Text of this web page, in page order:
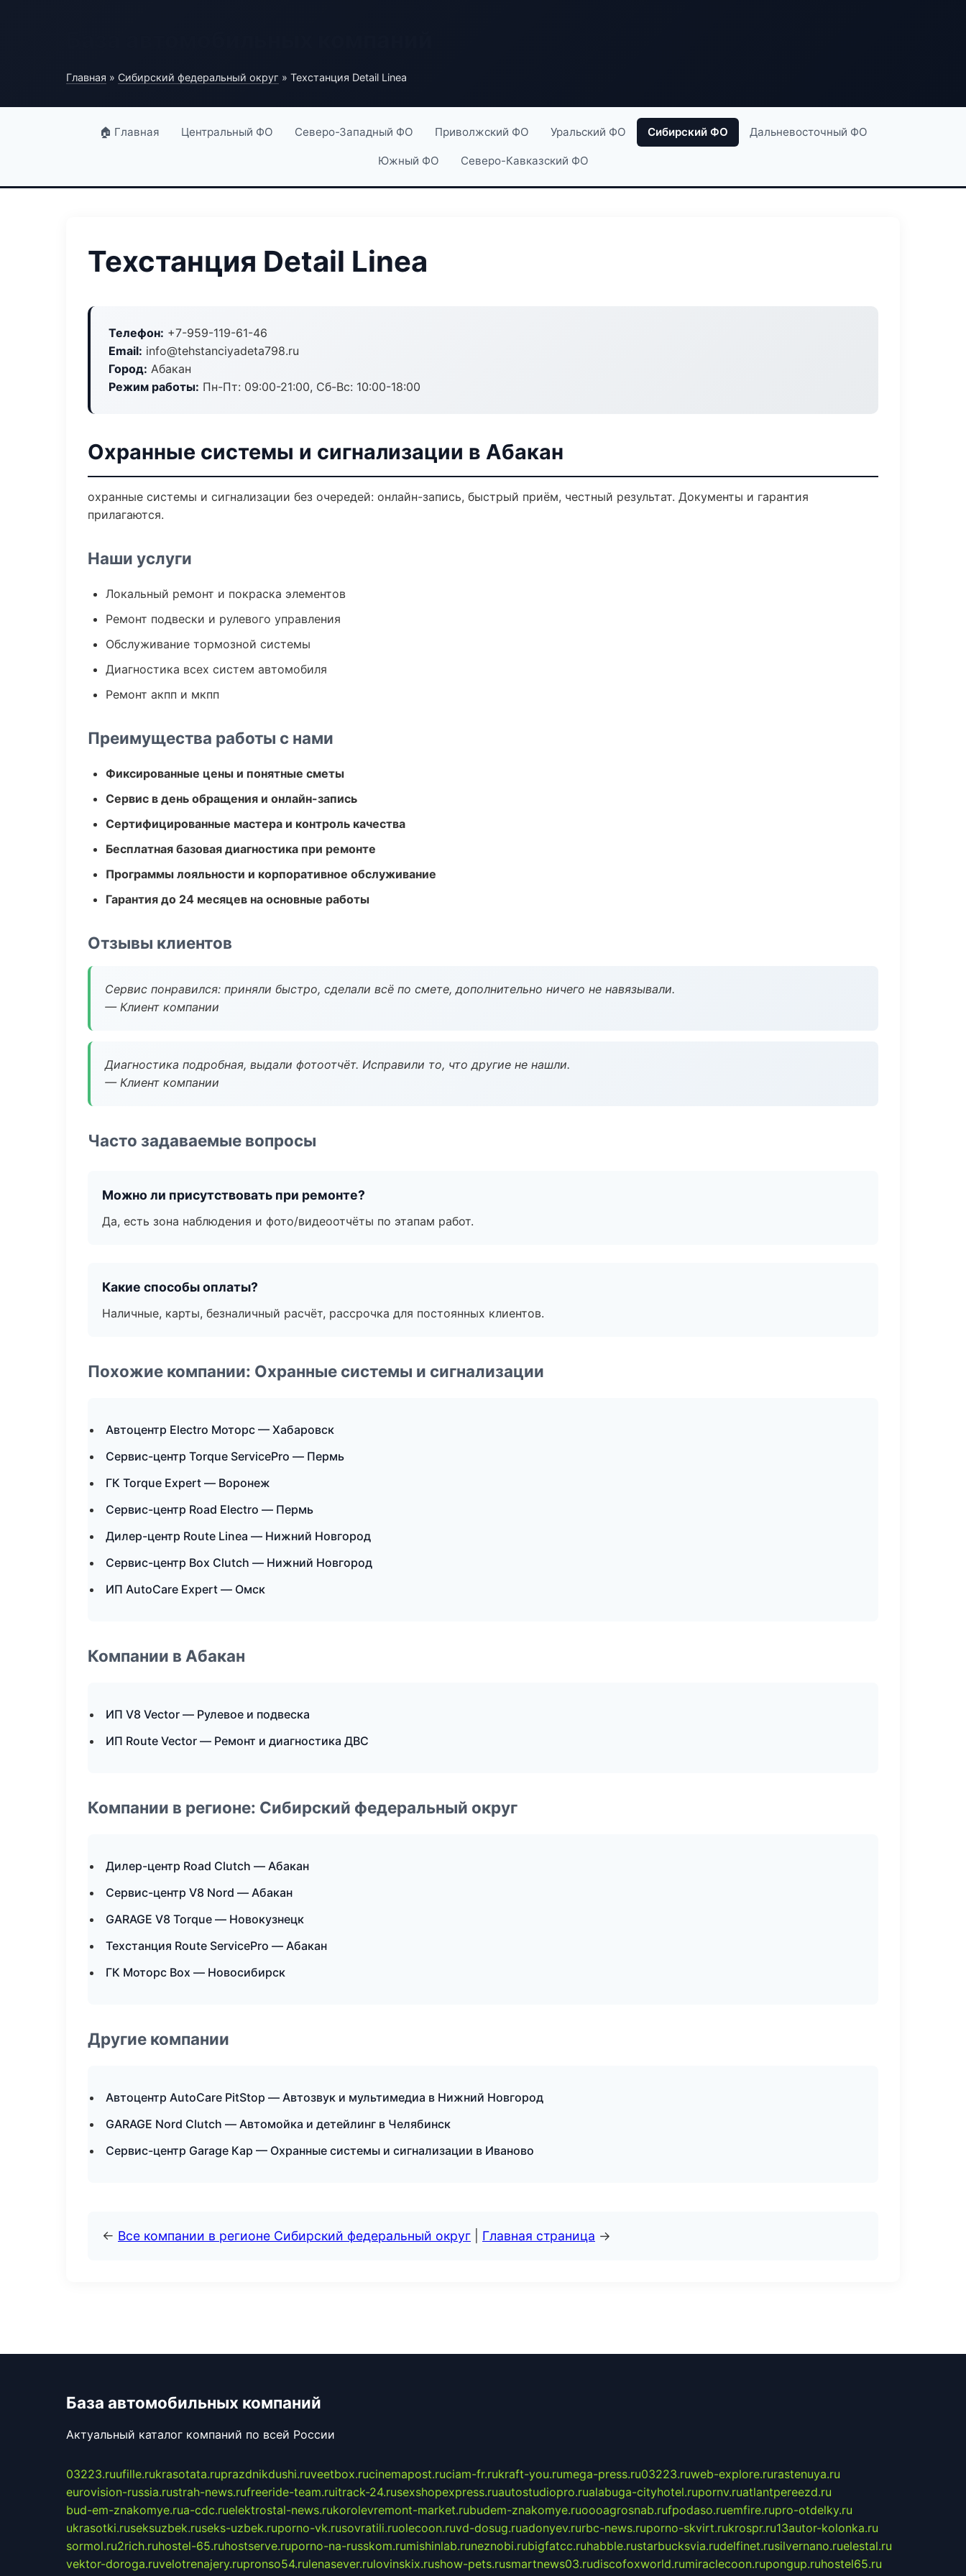
Главная » Сибирский федеральный округ » Техстанция Detail Linea
🏠 Главная Центральный ФО Северо-Западный ФО Приволжский ФО Уральский ФО Сибирский ФО Дальневосточный ФО
Южный ФО Северо-Кавказский ФО
Техстанция Detail Linea
Телефон: +7-959-119-61-46
Email: info@tehstanciyadeta798.ru
Город: Абакан
Режим работы: Пн-Пт: 09:00-21:00, Сб-Вс: 10:00-18:00
Охранные системы и сигнализации в Абакан
охранные системы и сигнализации без очередей: онлайн-запись, быстрый приём, честный результат. Документы и гарантия
прилагаются.
Наши услуги
Локальный ремонт и покраска элементов
Ремонт подвески и рулевого управления
Обслуживание тормозной системы
Диагностика всех систем автомобиля
Ремонт акпп и мкпп
Преимущества работы с нами
Фиксированные цены и понятные сметы
Сервис в день обращения и онлайн-запись
Сертифицированные мастера и контроль качества
Бесплатная базовая диагностика при ремонте
Программы лояльности и корпоративное обслуживание
Гарантия до 24 месяцев на основные работы
Отзывы клиентов
Сервис понравился: приняли быстро, сделали всё по смете, дополнительно ничего не навязывали.
— Клиент компании
Диагностика подробная, выдали фотоотчёт. Исправили то, что другие не нашли.
— Клиент компании
Часто задаваемые вопросы
Можно ли присутствовать при ремонте?
Да, есть зона наблюдения и фото/видеоотчёты по этапам работ.
Какие способы оплаты?
Наличные, карты, безналичный расчёт, рассрочка для постоянных клиентов.
Похожие компании: Охранные системы и сигнализации
Автоцентр Electro Моторс — Хабаровск
Сервис-центр Torque ServicePro — Пермь
ГК Torque Expert — Воронеж
Сервис-центр Road Electro — Пермь
Дилер-центр Route Linea — Нижний Новгород
Сервис-центр Box Clutch — Нижний Новгород
ИП AutoCare Expert — Омск
Компании в Абакан
ИП V8 Vector — Рулевое и подвеска
ИП Route Vector — Ремонт и диагностика ДВС
Компании в регионе: Сибирский федеральный округ
Дилер-центр Road Clutch — Абакан
Сервис-центр V8 Nord — Абакан
GARAGE V8 Torque — Новокузнецк
Техстанция Route ServicePro — Абакан
ГК Моторс Box — Новосибирск
Другие компании
Автоцентр AutoCare PitStop — Автозвук и мультимедиа в Нижний Новгород
GARAGE Nord Clutch — Автомойка и детейлинг в Челябинск
Сервис-центр Garage Кар — Охранные системы и сигнализации в Иваново
← Все компании в регионе Сибирский федеральный округ Главная страница →
База автомобильных компаний
Актуальный каталог компаний по всей России
03223.ruufille.rukrasotata.ruprazdnikdushi.ruveetbox.rucinemapost.ruciam-fr.rukraft-you.rumega-press.ru03223.ruweb-explore.rurastenuya.ru
eurovision-russia.rustrah-news.rufreeride-team.ruitrack-24.rusexshopexpress.ruautostudiopro.rualabuga-cityhotel.rupornv.ruatlantpereezd.ru
bud-em-znakomye.rua-cdc.ruelektrostal-news.rukorolevremont-market.rubudem-znakomye.ruoooagrosnab.rufpodaso.ruemfire.rupro-otdelky.ru
ukrasotki.ruseksuzbek.ruseks-uzbek.ruporno-vk.rusovratili.ruolecoon.ruvd-dosug.ruadonyev.rurbc-news.ruporno-skvirt.rukrospr.ru13autor-kolonka.ru
sormol.ru2rich.ruhostel-65.ruhostserve.ruporno-na-russkom.rumishinlab.runeznobi.rubigfatcc.ruhabble.rustarbucksvia.rudelfinet.rusilvernano.ruelestal.ru
vektor-doroga.ruvelotrenajery.rupronso54.rulenasever.rulovinskix.rushow-pets.rusmartnews03.rudiscofoxworld.rumiraclecoon.rupongup.ruhostel65.ru